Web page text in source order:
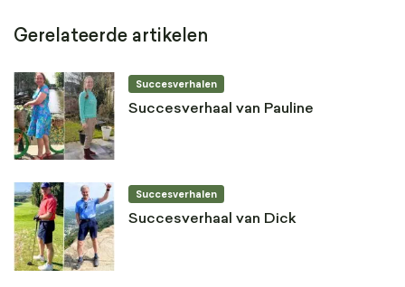
Gerelateerde artikelen
Succesverhalen
Succesverhaal van Pauline
Succesverhalen
Succesverhaal van Dick